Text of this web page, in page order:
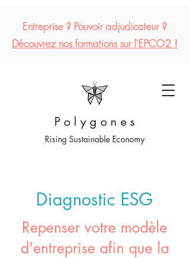
P o l y g o n e s
Rising Sustainable Economy
Entreprise ? Pouvoir adjudicateur ?
Découvreznos formations sur l'EPCO2 !
Diagnostic ESG
Repenser votre modèle
d'entreprise afin que la